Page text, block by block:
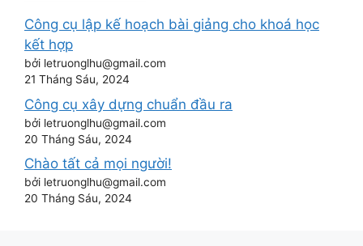
Công cụ lập kế hoạch bài giảng cho khoá học
kết hợp
bởi letruonglhu@gmail.com
21 Tháng Sáu, 2024
Công cụ xây dựng chuẩn đầu ra
bởi letruonglhu@gmail.com
20 Tháng Sáu, 2024
Chào tất cả mọi người!
bởi letruonglhu@gmail.com
20 Tháng Sáu, 2024